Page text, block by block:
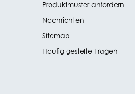
new
Produktmuster anfordern
Nachrichten
Sitemap
Haufig gestelte Fragen